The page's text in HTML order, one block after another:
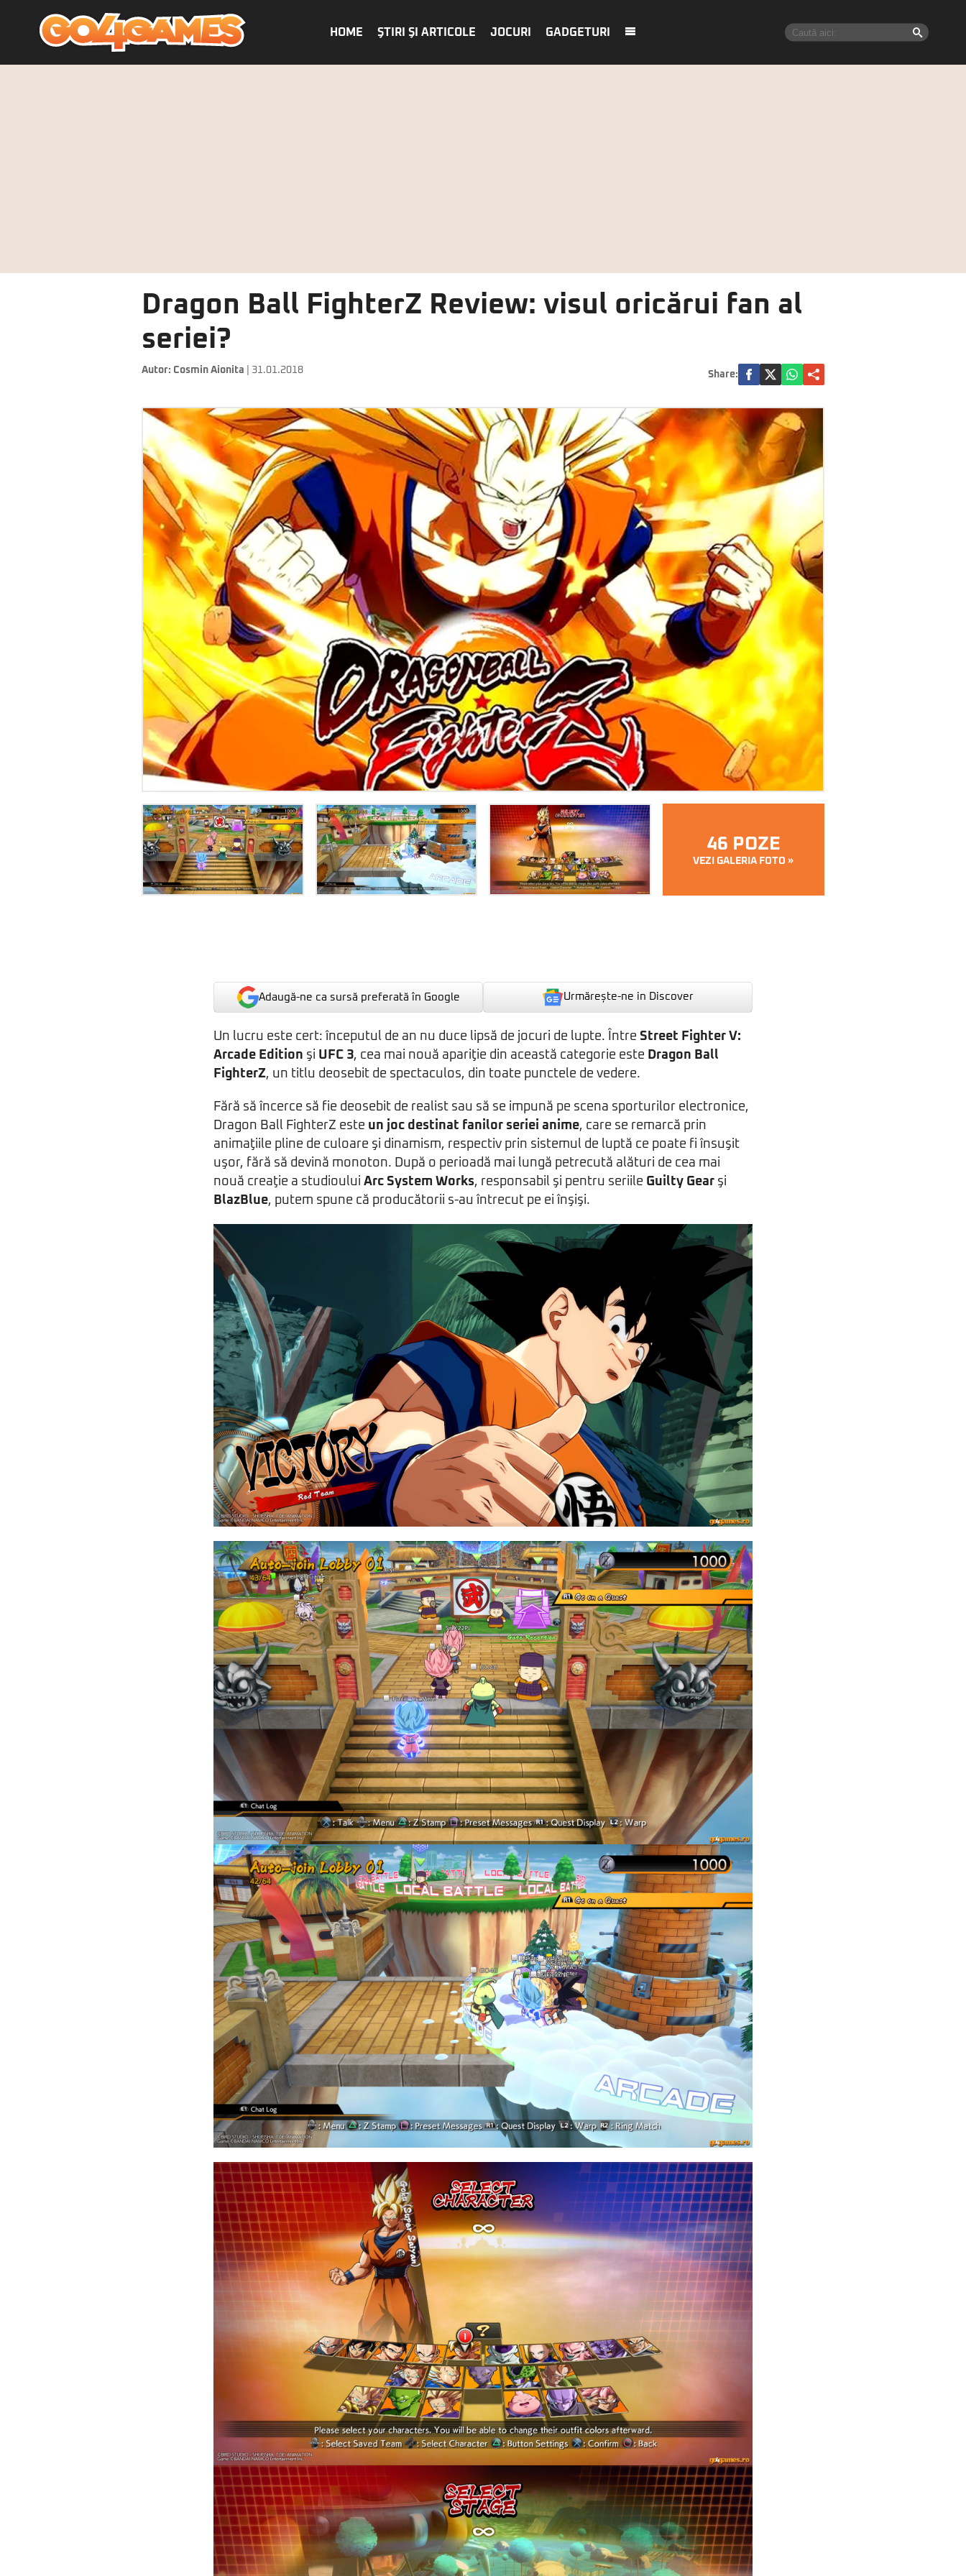
HOME ŞTIRI ŞI ARTICOLE JOCURI GADGETURI
Dragon Ball FighterZ Review: visul oricărui fan al
seriei?
Autor: Cosmin Aionita | 31.01.2018 Share:
46 POZE
VEZI GALERIA FOTO »
Adaugă-ne ca sursă preferată în Google Urmărește-ne in Discover
Un lucru este cert: începutul de an nu duce lipsă de jocuri de lupte. Între Street Fighter V:
Arcade Edition şi UFC 3, cea mai nouă apariţie din această categorie este Dragon Ball
FighterZ, un titlu deosebit de spectaculos, din toate punctele de vedere.
Fără să încerce să fie deosebit de realist sau să se impună pe scena sporturilor electronice,
Dragon Ball FighterZ este un joc destinat fanilor seriei anime, care se remarcă prin
animaţiile pline de culoare şi dinamism, respectiv prin sistemul de luptă ce poate fi însuşit
uşor, fără să devină monoton. După o perioadă mai lungă petrecută alături de cea mai
nouă creaţie a studioului Arc System Works, responsabil şi pentru seriile Guilty Gear şi
BlazBlue, putem spune că producătorii s-au întrecut pe ei înşişi.